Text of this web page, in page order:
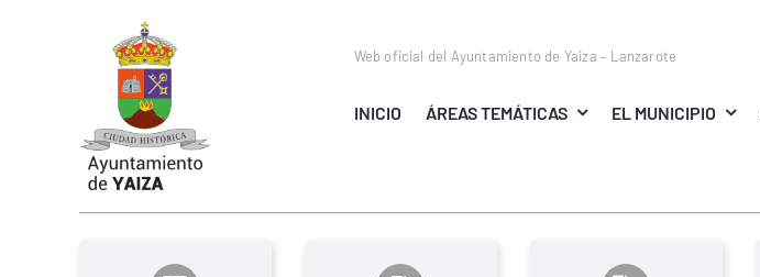
Web oficial del Ayuntamiento de Yaiza – Lanzarote
INICIO ÁREAS TEMÁTICAS EL MUNICIPIO